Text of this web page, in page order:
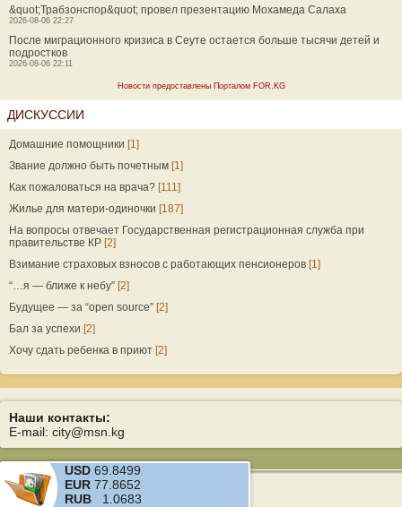
&quot;Трабзонспор&quot; провел презентацию Мохамеда Салаха
2026-08-06 22:27
После миграционного кризиса в Сеуте остается больше тысячи детей и
подростков
2026-08-06 22:11
Новости предоставлены Порталом FOR.KG
ДИСКУССИИ
Домашние помощники [1]
Звание должно быть почетным [1]
Как пожаловаться на врача? [111]
Жилье для матери-одиночки [187]
На вопросы отвечает Государственная регистрационная служба при
правительстве КР [2]
Взимание страховых взносов с работающих пенсионеров [1]
“…я — ближе к небу” [2]
Будущее — за “open source” [2]
Бал за успехи [2]
Хочу сдать ребенка в приют [2]
Наши контакты:
E-mail: city@msn.kg
USD 69.8499
EUR 77.8652
RUB 1.0683